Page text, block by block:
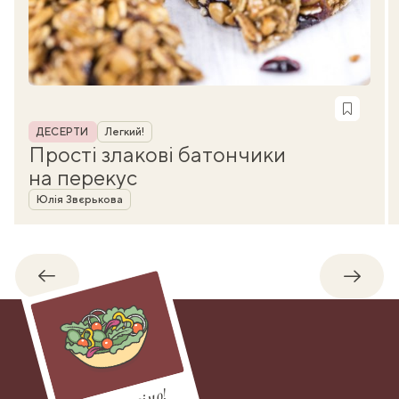
Рубрика
ДЕСЕРТИ Легкий!
Прості злакові батончики
на перекус
Автор
Юлія Звєрькова
Назад